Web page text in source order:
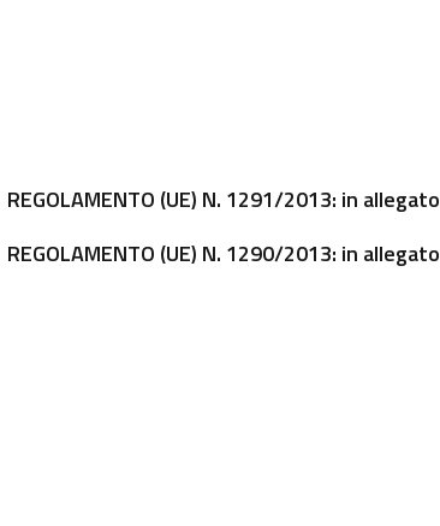
REGOLAMENTO (UE) N. 1291/2013: in allegato
REGOLAMENTO (UE) N. 1290/2013: in allegato